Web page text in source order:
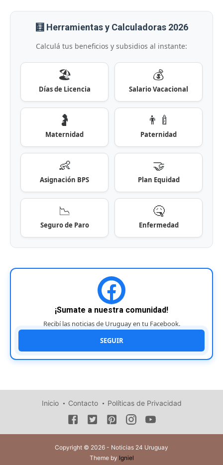
🧮 Herramientas y Calculadoras 2026
Calculá tus beneficios y subsidios al instante:
🏖️
Días de Licencia
💰
Salario Vacacional
🤰
Maternidad
👨‍🍼
Paternidad
👶
Asignación BPS
🤝
Plan Equidad
📉
Seguro de Paro
🤒
Enfermedad
¡Sumate a nuestra comunidad!
Recibí las noticias de Uruguay en tu Facebook.
SEGUIR
Inicio Contacto Políticas de Privacidad
Copyright © 2026 - Noticias 24 Uruguay
Theme by Igniel